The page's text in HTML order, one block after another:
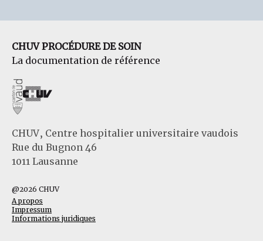
CHUV PROCÉDURE DE SOIN
La documentation de référence
CHUV, Centre hospitalier universitaire vaudois
Rue du Bugnon 46
1011 Lausanne
@2026 CHUV
A propos
Impressum
Informations juridiques